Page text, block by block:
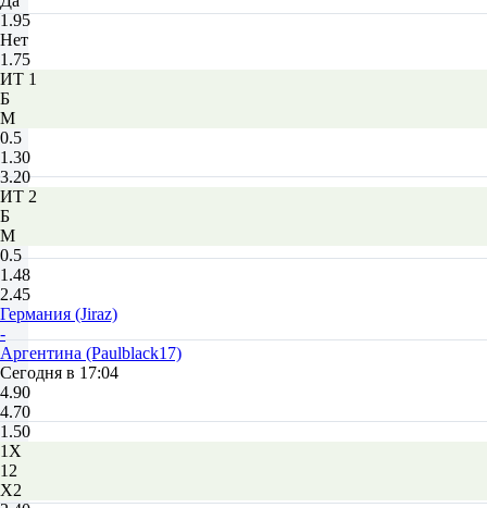
1.95
Нет
1.75
ИТ 1
Б
М
0.5
1.30
3.20
ИТ 2
Б
М
0.5
1.48
2.45
Германия (Jiraz)
-
Аргентина (Paulblack17)
Сегодня в 17:04
4.90
4.70
1.50
1X
12
X2